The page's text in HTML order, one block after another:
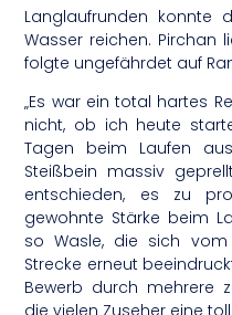
Langlaufrunden konnte
Wasser reichen. Pirchan
folgte ungefährdet auf
„Es war ein total hartes
nicht, ob ich heute
Tagen beim Laufen
Steißbein massiv
entschieden, es zu
gewohnte Stärke beim
so Wasle, die sich
Strecke erneut
Bewerb durch mehrere